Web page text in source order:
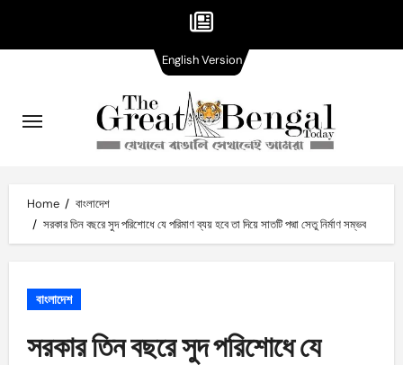
content
Home
বাংলাদেশ
সরকার তিন বছরে সুদ পরিশোধে যে পরিমাণ ব্যয় হবে তা দিয়ে সাতটি পদ্মা সেতু নির্মাণ সম্ভব
বাংলাদেশ
সরকার তিন বছরে সুদ পরিশোধে যে
English VersionVersion